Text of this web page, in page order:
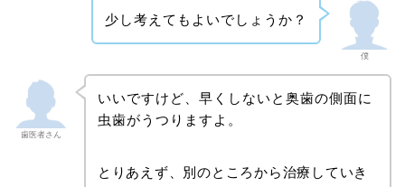
僕
少し考えてもよいでしょうか？
歯医者さん
いいですけど、早くしないと奥歯の側面に
虫歯がうつりますよ。
とりあえず、別のところから治療していき